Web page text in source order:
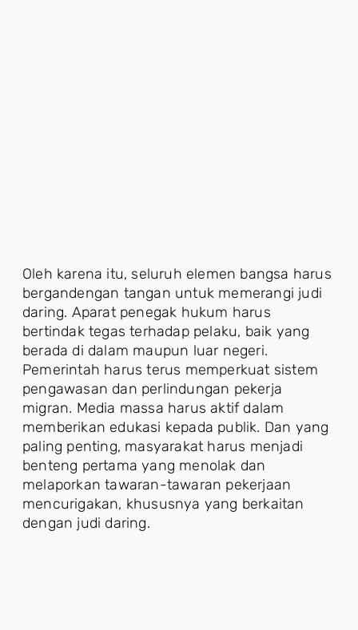
Oleh karena itu, seluruh elemen bangsa harus
bergandengan tangan untuk memerangi judi
daring. Aparat penegak hukum harus
bertindak tegas terhadap pelaku, baik yang
berada di dalam maupun luar negeri.
Pemerintah harus terus memperkuat sistem
pengawasan dan perlindungan pekerja
migran. Media massa harus aktif dalam
memberikan edukasi kepada publik. Dan yang
paling penting, masyarakat harus menjadi
benteng pertama yang menolak dan
melaporkan tawaran-tawaran pekerjaan
mencurigakan, khususnya yang berkaitan
dengan judi daring.